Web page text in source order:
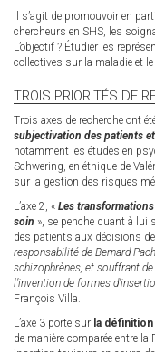
Il s’agit de promouvoir en
chercheurs en SHS, les
L’objectif ? Étudier les
collectives sur la maladie et
TROIS PRIORITÉS DE
Trois axes de recherche ont
subjectivation des patients
notamment les études en
Schwering, en éthique de
sur la gestion des risques
L’axe 2, « Les
soin », se penche quant à lui
des patients aux décisions
responsabilité de Bernard
schizophrènes, et souffrant
l’invention de formes
François Villa.
L’axe 3 porte sur la
de manière comparée entre